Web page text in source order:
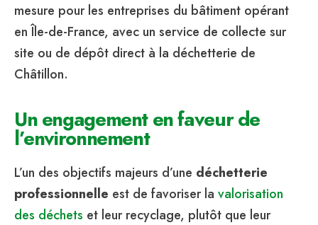
mesure pour les entreprises du bâtiment opérant
en Île-de-France, avec un service de collecte sur
site ou de dépôt direct à la déchetterie de
Châtillon.
Un engagement en faveur de
l’environnement
L’un des objectifs majeurs d’une déchetterie
professionnelle est de favoriser la valorisation
des déchets et leur recyclage, plutôt que leur